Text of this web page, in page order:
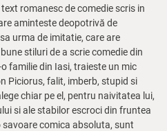
romanesc de comedie scris in
aminteste deopotrivă de
urma de imitatie, care are
stiluri de a scrie comedie din
familie din Iasi, traieste un mic
Piciorus, falit, imberb, stupid si
chiar pe el, pentru naivitatea lui,
si ale stabilor escroci din fruntea
comica absoluta, sunt